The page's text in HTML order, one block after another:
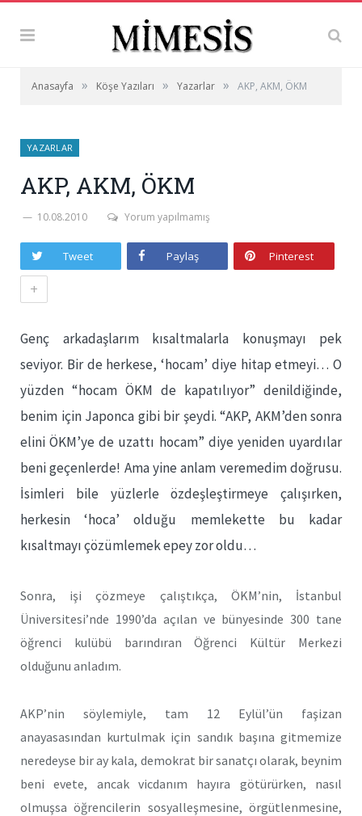
Anasayfa » Köşe Yazıları » Yazarlar » AKP, AKM, ÖKM
YAZARLAR
AKP, AKM, ÖKM
10.08.2010 Yorum yapılmamış
Tweet Paylaş Pinterest
+
Genç arkadaşlarım kısaltmalarla konuşmayı pek
seviyor. Bir de herkese, ‘hocam’ diye hitap etmeyi… O
yüzden “hocam ÖKM de kapatılıyor” denildiğinde,
benim için Japonca gibi bir şeydi. “AKP, AKM’den sonra
elini ÖKM’ye de uzattı hocam” diye yeniden uyardılar
beni geçenlerde! Ama yine anlam veremedim doğrusu.
İsimleri bile yüzlerle özdeşleştirmeye çalışırken,
herkesin ‘hoca’ olduğu memlekette bu kadar
kısaltmayı çözümlemek epey zor oldu…
Sonra, işi çözmeye çalıştıkça, ÖKM’nin, İstanbul
Üniversitesi’nde 1990’da açılan ve bünyesinde 300 tane
öğrenci kulübü barındıran Öğrenci Kültür Merkezi
olduğunu anladım.
AKP’nin söylemiyle, tam 12 Eylül’ün faşizan
anayasasından kurtulmak için sandık başına gitmemize
neredeyse bir ay kala, demokrat bir sanatçı olarak, beynim
beni evete, ancak vicdanım hayıra götürürken, nasıl
olmuşsa öğrencilerin sosyalleşmesine, örgütlenmesine,